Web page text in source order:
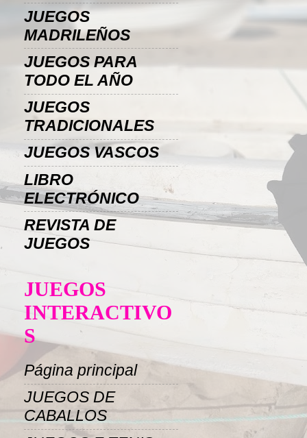
JUEGOS
MADRILEÑOS
JUEGOS PARA
TODO EL AÑO
JUEGOS
TRADICIONALES
JUEGOS VASCOS
LIBRO
ELECTRÓNICO
REVISTA DE
JUEGOS
JUEGOS
INTERACTIVO
S
Página principal
JUEGOS DE
CABALLOS